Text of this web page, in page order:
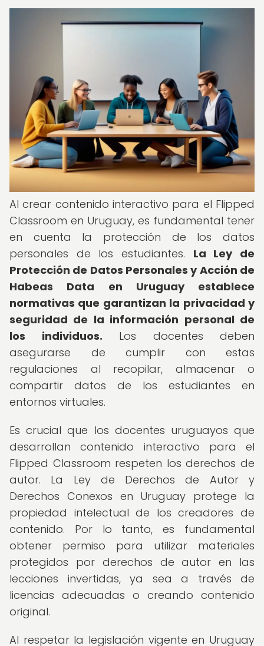
Al crear contenido interactivo para el Flipped
Classroom en Uruguay, es fundamental tener
en cuenta la protección de los datos
personales de los estudiantes. La Ley de
Protección de Datos Personales y Acción de
Habeas Data en Uruguay establece
normativas que garantizan la privacidad y
seguridad de la información personal de
los individuos. Los docentes deben
asegurarse de cumplir con estas
regulaciones al recopilar, almacenar o
compartir datos de los estudiantes en
entornos virtuales.
Es crucial que los docentes uruguayos que
desarrollan contenido interactivo para el
Flipped Classroom respeten los derechos de
autor. La Ley de Derechos de Autor y
Derechos Conexos en Uruguay protege la
propiedad intelectual de los creadores de
contenido. Por lo tanto, es fundamental
obtener permiso para utilizar materiales
protegidos por derechos de autor en las
lecciones invertidas, ya sea a través de
licencias adecuadas o creando contenido
original.
Al respetar la legislación vigente en Uruguay